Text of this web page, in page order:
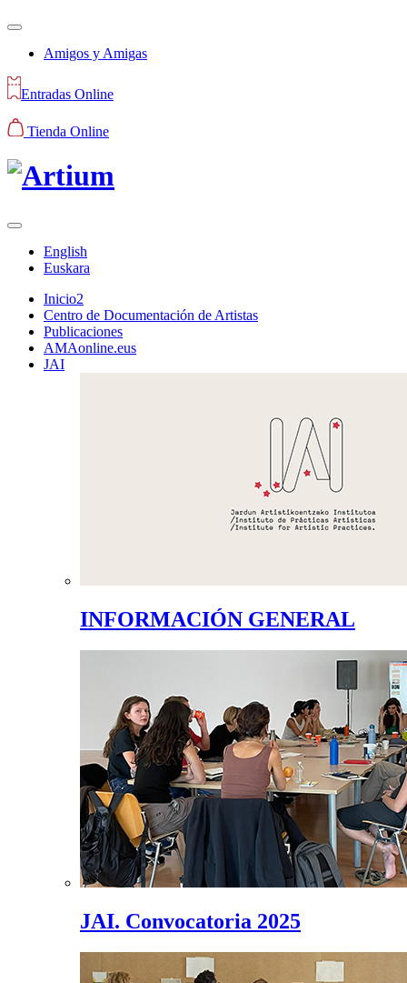
Amigos y Amigas
Entradas Online
Tienda Online
English
Euskara
Inicio2
Centro de Documentación de Artistas
Publicaciones
AMAonline.eus
JAI
INFORMACIÓN GENERAL
JAI. Convocatoria 2025